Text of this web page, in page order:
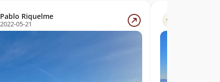
Pablo Riquelme
2022-05-21